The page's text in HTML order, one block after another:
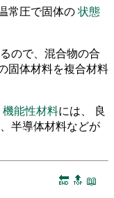
常圧で固体の状態
ので、混合物の合
固体材料を複合材料
機能性材料には、 良
、半導体材料などが
🔚 🔝 📖